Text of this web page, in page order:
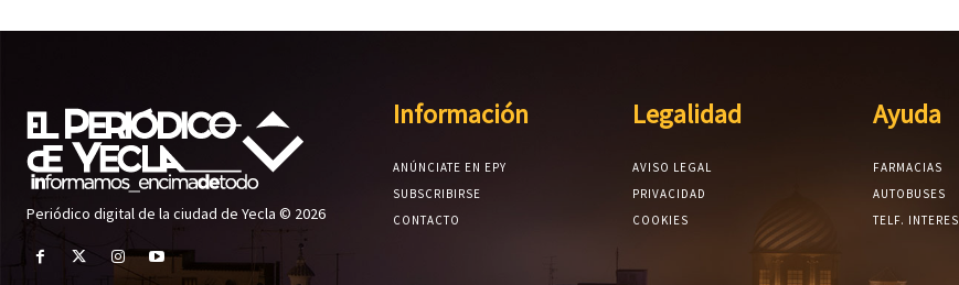
Periódico digital de la ciudad de Yecla © 2026
Información
ANÚNCIATE EN EPY
SUBSCRIBIRSE
CONTACTO
Legalidad
AVISO LEGAL
PRIVACIDAD
COOKIES
Ayuda
FARMACIAS
AUTOBUSES
TELF. INTERES